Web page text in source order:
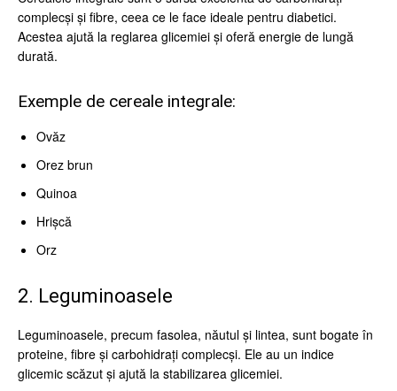
complecși și fibre, ceea ce le face ideale pentru diabetici.
Acestea ajută la reglarea glicemiei și oferă energie de lungă
durată.
Exemple de cereale integrale:
Ovăz
Orez brun
Quinoa
Hrișcă
Orz
2. Leguminoasele
Leguminoasele, precum fasolea, năutul și lintea, sunt bogate în
proteine, fibre și carbohidrați complecși. Ele au un indice
glicemic scăzut și ajută la stabilizarea glicemiei.